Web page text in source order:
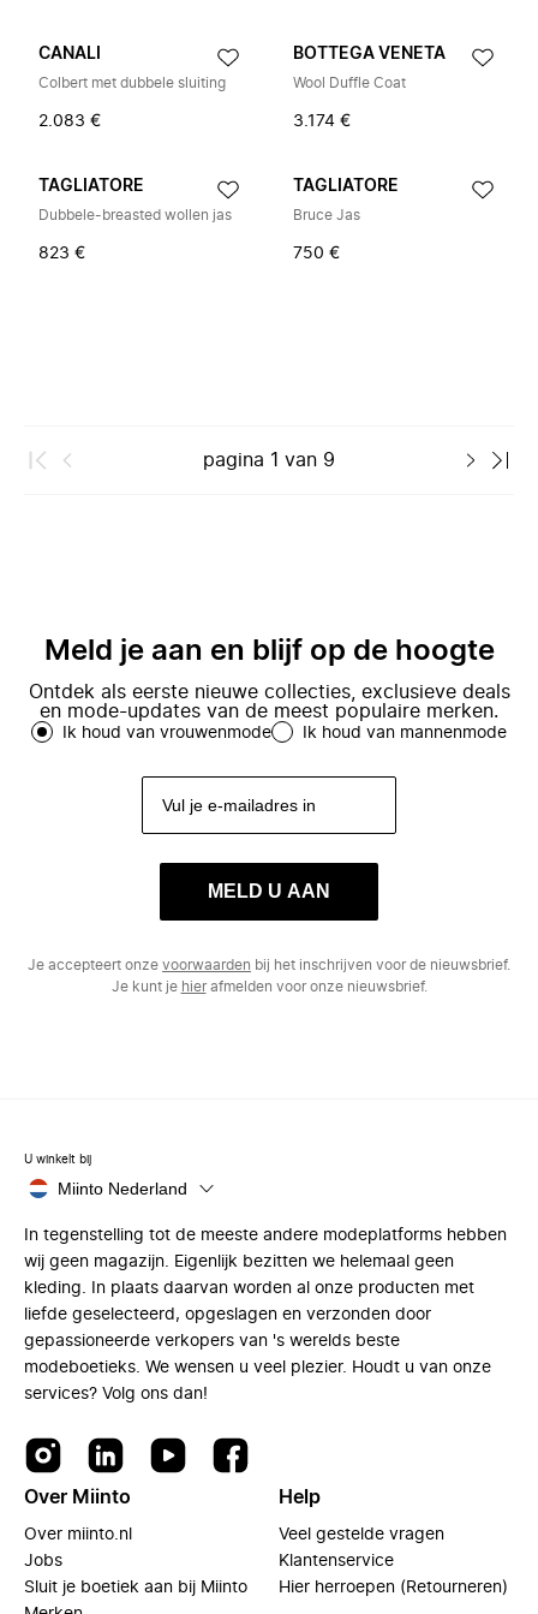
CANALI
Colbert met dubbele sluiting
2.083 €
BOTTEGA VENETA
Wool Duffle Coat
3.174 €
TAGLIATORE
Dubbele-breasted wollen jas
823 €
TAGLIATORE
Bruce Jas
750 €
pagina 1 van 9
Meld je aan en blijf op de hoogte
Ontdek als eerste nieuwe collecties, exclusieve deals
en mode-updates van de meest populaire merken.
Ik houd van vrouwenmode Ik houd van mannenmode
MELD U AAN
Je accepteert onze voorwaarden bij het inschrijven voor de nieuwsbrief.
Je kunt je hierafmelden voor onze nieuwsbrief.
U winkelt bij
Miinto Nederland
In tegenstelling tot de meeste andere modeplatforms hebben
wij geen magazijn. Eigenlijk bezitten we helemaal geen
kleding. In plaats daarvan worden al onze producten met
liefde geselecteerd, opgeslagen en verzonden door
gepassioneerde verkopers van 's werelds beste
modeboetieks. We wensen u veel plezier. Houdt u van onze
services? Volg ons dan!
Over Miinto
Over miinto.nl
Jobs
Sluit je boetiek aan bij Miinto
Help
Veel gestelde vragen
Klantenservice
Hier herroepen (Retourneren)